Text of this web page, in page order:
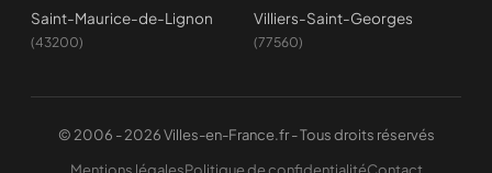
Saint-Maurice-de-Lignon
(43200)
Villiers-Saint-Georges
(77560)
© 2006 - 2026 Villes-en-France.fr - Tous droits réservés